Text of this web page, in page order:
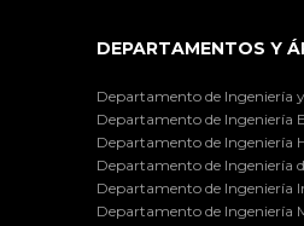
DEPARTAMENTOS Y
Departamento de Ingeniería
Departamento de Ingeniería
Departamento de Ingeniería
Departamento de Ingeniería
Departamento de Ingeniería
Departamento de Ingeniería